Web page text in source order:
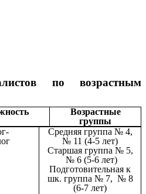
по возрастным
Возрастные
группы
Средняя группа № 4,
№ 11 (4-5 лет)
Старшая группа № 5,
№ 6 (5-6 лет)
Подготовительная к
шк. группа № 7, № 8
(6-7 лет)